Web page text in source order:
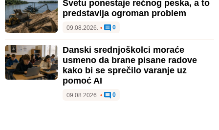
Svetu ponestaje rečnog peska, a to
predstavlja ogroman problem
09.08.2026. • 0
Danski srednjoškolci moraće
usmeno da brane pisane radove
kako bi se sprečilo varanje uz
pomoć AI
09.08.2026. • 0